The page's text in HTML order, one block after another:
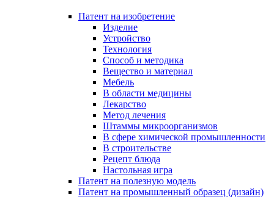
Патент на изобретение
Изделие
Устройство
Технология
Способ и методика
Вещество и материал
Мебель
В области медицины
Лекарство
Метод лечения
Штаммы микроорганизмов
В сфере химической промышленности
В строительстве
Рецепт блюда
Настольная игра
Патент на полезную модель
Патент на промышленный образец (дизайн)